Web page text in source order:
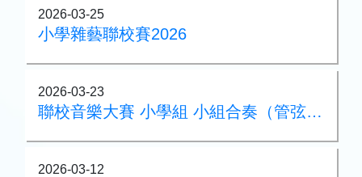
2026-03-25
小學雜藝聯校賽2026
2026-03-23
聯校音樂大賽 小學組 小組合奏（管弦樂 ）銀獎
2026-03-12